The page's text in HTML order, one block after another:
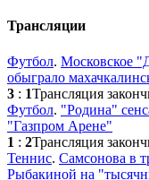
Трансляции
Футбол. Московское
обыграло
3 : 1Трансляция
Футбол. "Родина"
"Газпром Арене"
1 : 2Трансляция
Теннис. Самсонова в
Рыбакиной на